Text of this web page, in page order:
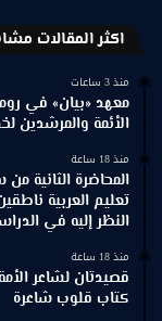
اكثر المقالات
منذ 3 ساعات
معهد «بيان» في
الأئمة والمرشدين
منذ 18 ساعة
المحاضرة الثانية
تعليم العربية
النظر إليه في
منذ 18 ساعة
قصيدتان لشاعر
كتاب قلوب شاعرة